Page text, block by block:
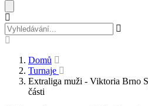
Domů
Turnaje
Extraliga muži - Viktoria Brno
části